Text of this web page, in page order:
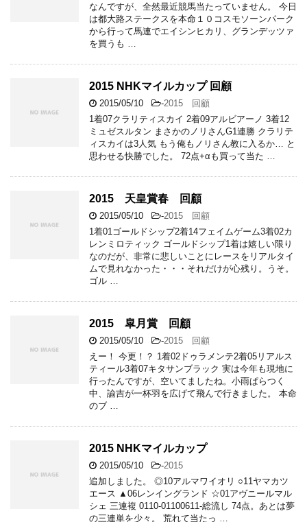
なんですが、全然最近競馬当たっていません。 今日
は都大路ステークスを本命１０コスモソーンパーク
から行って馬連でエイシンヒカリ、グランデッツァ
を買うも …
2015 NHKマイルカップ 回顧
2015/05/10 -2015 回顧
1着07クラリティスカイ 2着09アルビアーノ 3着12
ミュゼスルタン まさかのノリさんG1連勝 クラリテ
ィスカイは3人気 もう俺もノリさん教に入るか… と
思わせる快勝でした。 72点+αも買って当た …
2015 天皇賞春 回顧
2015/05/10 -2015 回顧
1着01ゴールドシップ2着14フェイムゲーム3着02カ
レンミロティック ゴールドシップ1着は嬉しい限り
なのだが、非常に悲しいことにレースをリアルタイ
ムで見れなかった・・・それだけが心残り。うそ。
ゴル …
2015 皐月賞 回顧
2015/05/10 -2015 回顧
えー！ 今更！？ 1着02ドゥラメンテ2着05リアルス
ティール3着07キタサンブラック 実は今年も現地に
行ったんですが、空いてましたね。小雨ぱらつく
中、諭吉が一杯羽を広げて飛んで行きました。 本命
のブ …
2015 NHKマイルカップ
2015/05/10 -2015
追加しました。 ◎10アルマワイオリ ○11ヤマカツ
エース ▲06レンイングランド ☆01アヴニールマル
シェ 三連複 0110-01100611-総流し 74点。あとは夢
の三連単を少々。 荒れて当たっ …